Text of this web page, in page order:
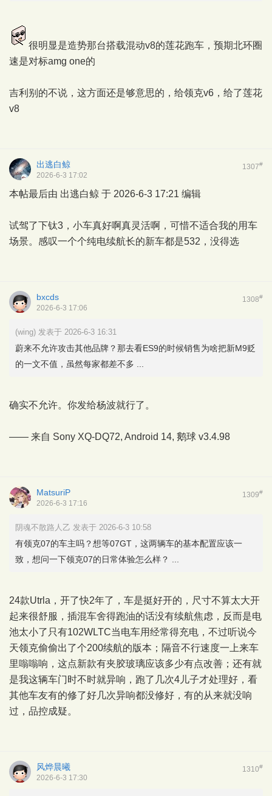
很明显是造势那台搭载混动v8的莲花跑车，预期北环圈
速是对标amg one的
吉利别的不说，这方面还是够意思的，给领克v6，给了莲花
v8
1307#
出逃白鲸
2026-6-3 17:02
本帖最后由 出逃白鲸 于 2026-6-3 17:21 编辑
试驾了下钛3，小车真好啊真灵活啊，可惜不适合我的用车
场景。感叹一个个纯电续航长的新车都是532，没得选
1308#
bxcds
2026-6-3 17:06
(wing) 发表于 2026-6-3 16:31
蔚来不允许攻击其他品牌？那去看ES9的时候销售为啥把新M9贬
的一文不值，虽然每家都差不多 ...
确实不允许。你发给杨波就行了。
—— 来自 Sony XQ-DQ72, Android 14, 鹅球 v3.4.98
1309#
MatsuriP
2026-6-3 17:16
阴魂不散路人乙 发表于 2026-6-3 10:58
有领克07的车主吗？想等07GT，这两辆车的基本配置应该一
致，想问一下领克07的日常体验怎么样？ ...
24款Utrla，开了快2年了，车是挺好开的，尺寸不算太大开
起来很舒服，插混车舍得跑油的话没有续航焦虑，反而是电
池太小了只有102WLTC当电车用经常得充电，不过听说今
天领克偷偷出了个200续航的版本；隔音不行速度一上来车
里嗡嗡响，这点新款有夹胶玻璃应该多少有点改善；还有就
是我这辆车门时不时就异响，跑了几次4儿子才处理好，看
其他车友有的修了好几次异响都没修好，有的从来就没响
过，品控成疑。
1310#
风烨晨曦
2026-6-3 17:30